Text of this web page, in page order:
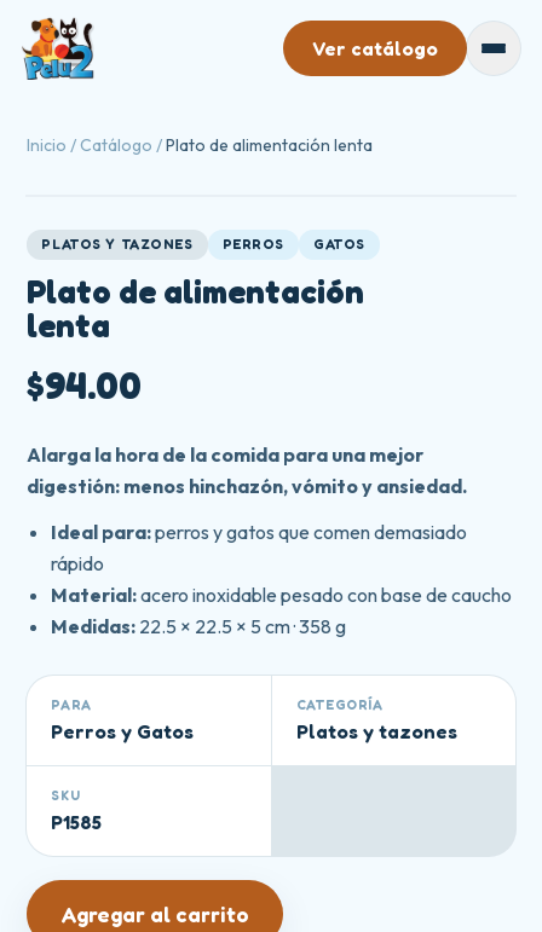
Ver catálogo
Nosotros
Contacto
Inicio / Catálogo /Plato de alimentación lenta
PLATOS Y TAZONES PERROS GATOS
Plato de alimentación
lenta
$94.00
Alarga la hora de la comida para una mejor
digestión: menos hinchazón, vómito y ansiedad.
Ideal para:perros y gatos que comen demasiado
rápido
Material:acero inoxidable pesado con base de caucho
Medidas: 22.5 × 22.5 × 5 cm · 358 g
PARA
Perros y Gatos
CATEGORÍA
Platos y tazones
SKU
P1585
Agregar al carrito